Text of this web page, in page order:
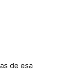
de esa